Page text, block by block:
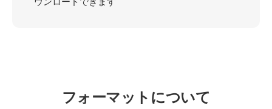
フォーマットについて